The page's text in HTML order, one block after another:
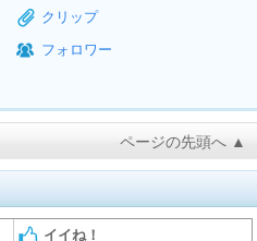
クリップ
フォロワー
ページの先頭へ ▲
イイね！